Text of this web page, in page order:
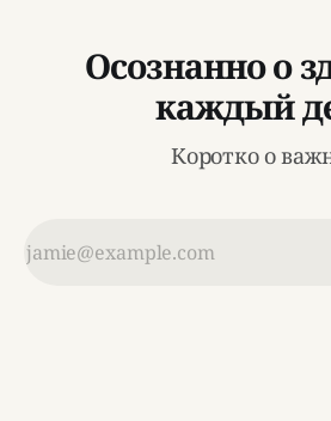
Осознанно о
каждый
Коротко о